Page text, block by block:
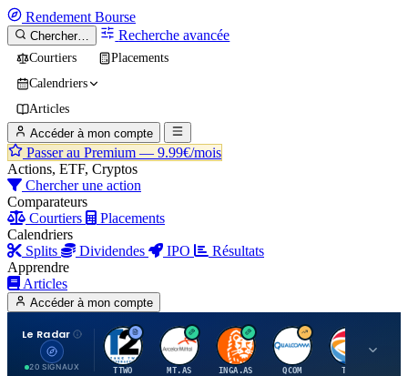
Rendement Bourse
Chercher… Recherche avancée
Courtiers
Placements
Calendriers
Articles
Accéder à mon compte
Passer au Premium — 9.99€/mois
Actions, ETF, Cryptos
Chercher une action
Comparateurs
Courtiers
Placements
Calendriers
Splits
Dividendes IPO
Résultats
Apprendre
Articles
Accéder à mon compte
Le Radar
20 SIGNAUX
T
TTWO
A
MT.AS
I
INGA.AS
Q
QCOM
T
TTE